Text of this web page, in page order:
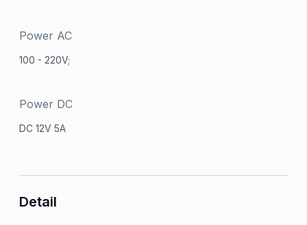
Power AC
100 - 220V;
Power DC
DC 12V 5A
Detail